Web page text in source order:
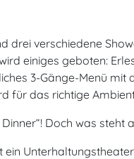
drei verschiedene
einiges geboten:
3-Gänge-Menü
für das richtige
Doch was steht
ein